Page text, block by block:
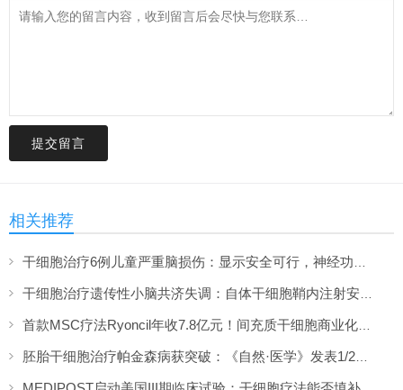
提交留言
相关推荐
干细胞治疗6例儿童严重脑损伤：显示安全可行，神经功能改善信号值得关注
干细胞治疗遗传性小脑共济失调：自体干细胞鞘内注射安全性与初步疗效解读
首款MSC疗法Ryoncil年收7.8亿元！间充质干细胞商业化里程碑深度解读
胚胎干细胞治疗帕金森病获突破：《自然·医学》发表1/2期临床12个月随访数据